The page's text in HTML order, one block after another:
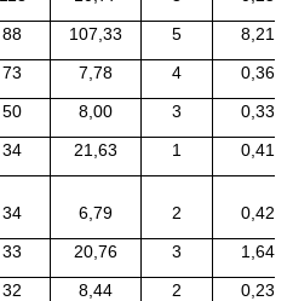
88 107,33 5
8,21
73 7,78 4
0,36
50 8,00 3
0,33
34 21,63 1
0,41
34 6,79 2
0,42
33 20,76 3
1,64
32 8,44 2
0,23